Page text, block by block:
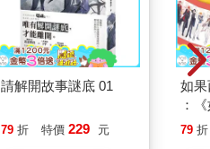
請解開故事謎底 01
79 折 特價 229 元
如
：
喵
79 折